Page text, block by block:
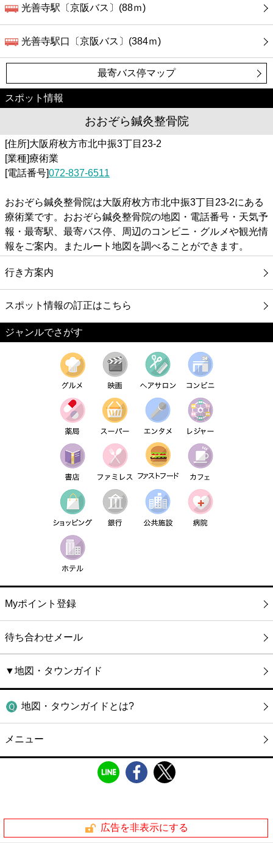
光善寺駅〔京阪バス〕(88ｍ)
光善寺駅口〔京阪バス〕(384ｍ)
最寄バス停マップ
スポット情報
おおぞら鍼灸整骨院
[住所]大阪府枚方市北中振3丁目23-2
[業種]療術業
[電話番号]072-837-6511
おおぞら鍼灸整骨院は大阪府枚方市北中振3丁目23-2にある
療術業です。おおぞら鍼灸整骨院の地図・電話番号・天気予
報・最寄駅、最寄バス停、周辺のコンビニ・グルメや観光情
報をご案内。またルート地図を調べることができます。
行き方案内
スポット情報の訂正はこちら
ジャンルでさがす
Myポイント登録
待ち合わせメール
▼地図・タウンガイド
地図・タウンガイドとは?
メニュー
広告を非表示にする